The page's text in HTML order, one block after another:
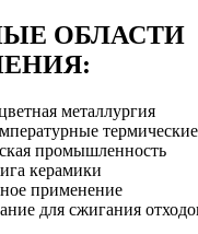
ОБЛАСТИ
металлургия
промышленность
керамики
применение
для сжигания